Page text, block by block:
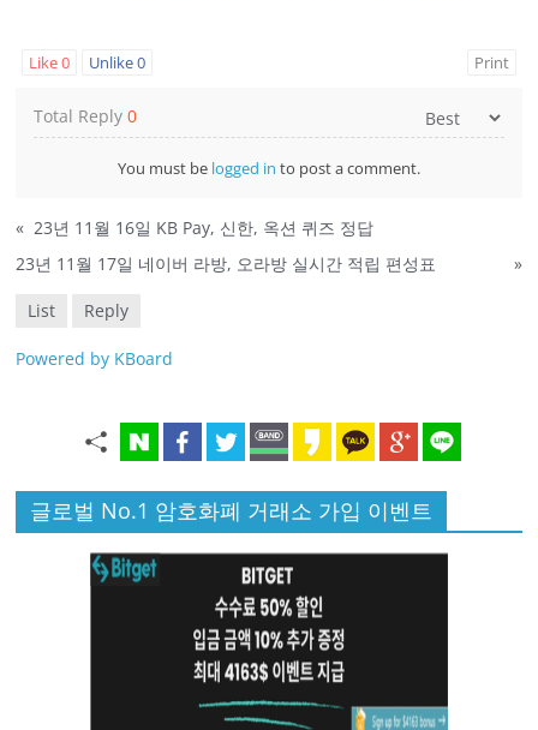
Like0 Unlike0 Print
Total Reply0
You must be logged in to post a comment.
« 23년 11월 16일 KB Pay, 신한, 옥션 퀴즈 정답
23년 11월 17일 네이버 라방, 오라방 실시간 적립 편성표
»
List Reply
Powered by KBoard
글로벌 No.1 암호화폐 거래소 가입 이벤트